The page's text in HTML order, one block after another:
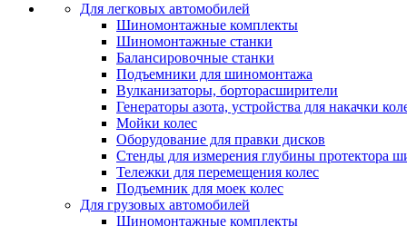
Для легковых автомобилей
Шиномонтажные комплекты
Шиномонтажные станки
Балансировочные станки
Подъемники для шиномонтажа
Вулканизаторы, борторасширители
Генераторы азота, устройства для накачки
Мойки колес
Оборудование для правки дисков
Стенды для измерения глубины протектора
Тележки для перемещения колес
Подъемник для моек колеc
Для грузовых автомобилей
Шиномонтажные комплекты